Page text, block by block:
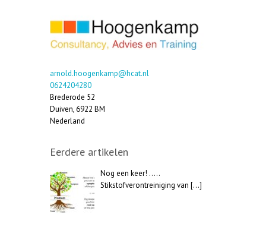
arnold.hoogenkamp@hcat.nl
0624204280
Brederode 52
Duiven,6922 BM
Nederland
Eerdere artikelen
Nog een keer! …..
Stikstofverontreiniging van […]